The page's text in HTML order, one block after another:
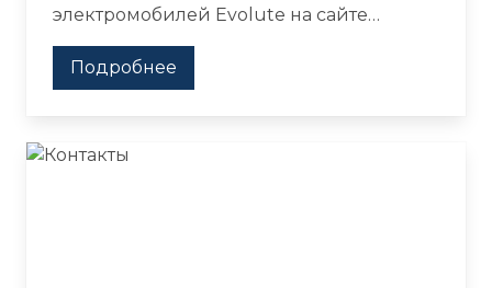
электромобилей Evolute на сайте
Major
Подробнее